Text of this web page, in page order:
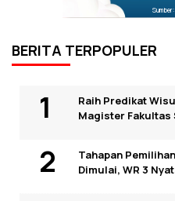
Sumber:
BERITA TERPOPULER
Raih Predikat
Magister Fakultas
Tahapan
Dimulai, WR 3